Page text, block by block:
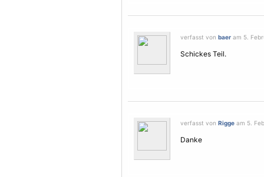
verfasst von baer am 5.
Schickes Teil.
verfasst von Rigge am 5.
Danke